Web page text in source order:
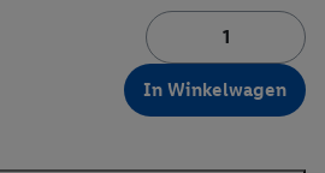
In Winkelwagen